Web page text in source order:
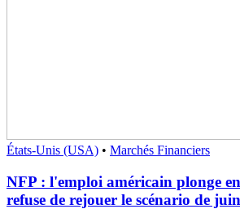
États-Unis (USA) • Marchés Financiers
NFP : l'emploi américain plonge
refuse de rejouer le scénario de juin